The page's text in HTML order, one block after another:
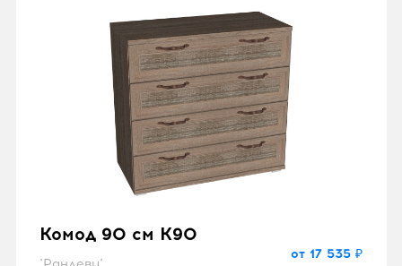
Комод 90 см K90
от 17 535 ₽